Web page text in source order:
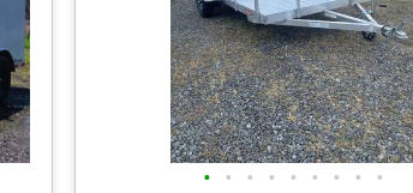
• • • • • • • • •